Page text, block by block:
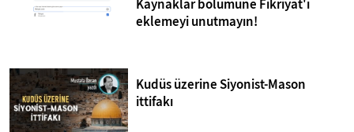
Kaynaklar bölümüne Fikriyat'ı
eklemeyi unutmayın!
Kudüs üzerine Siyonist-Mason
ittifakı